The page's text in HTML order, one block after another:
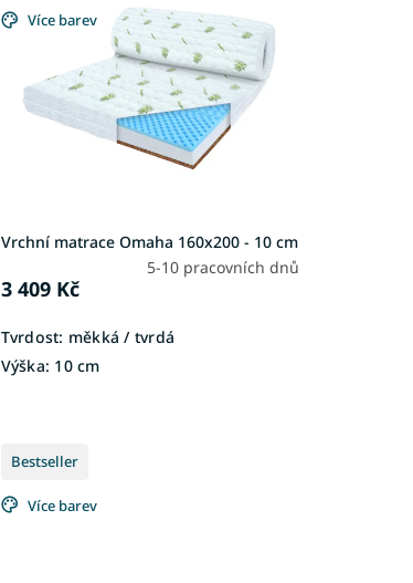
Více barev
Vrchní matrace Omaha 160x200 - 10 cm
5-10 pracovních dnů
3 409 Kč
Tvrdost: měkká / tvrdá
Výška: 10 cm
Bestseller
Více barev